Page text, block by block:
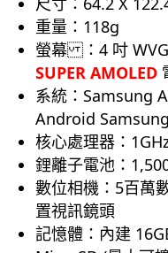
重量：118g
螢幕 ：4 吋
SUPER AMOLED
系統：Samsung
Android
核心處理器：
鋰離子電池：
數位相機：5百萬
置視訊鏡頭
記憶體：內建